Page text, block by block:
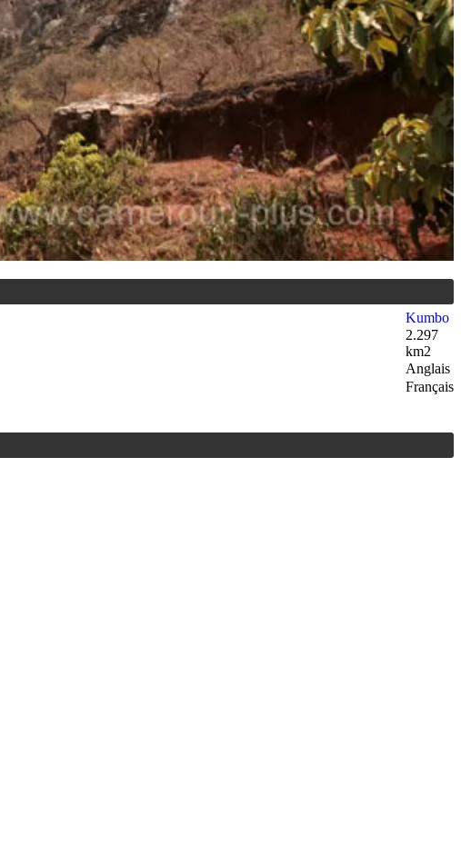
Kumbo
2.297
km2
Anglais
Français